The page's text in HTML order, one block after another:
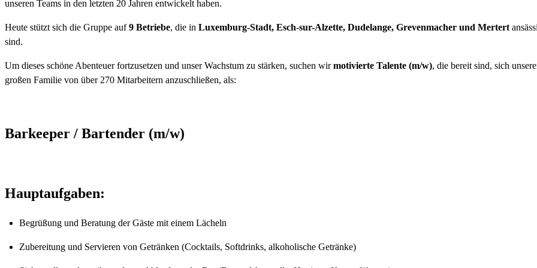
unseren Teams in den letzten 20 Jahren entwickelt haben.
Heute stützt sich die Gruppe auf9 Betriebe, die in Luxemburg-Stadt, Esch-sur-Alzette, Dudelange, Grevenmacher und Mertert
sind.
Um dieses schöne Abenteuer fortzusetzen und unser Wachstum zu stärken, suchen wirmotivierte Talente (m/w), die bereit sind, sich
großen Familie von über 270 Mitarbeitern anzuschließen, als:
Barkeeper / Bartender (m/w)
Hauptaufgaben:
Begrüßung und Beratung der Gäste mit einem Lächeln
Zubereitung und Servieren von Getränken (Cocktails, Softdrinks, alkoholische Getränke)